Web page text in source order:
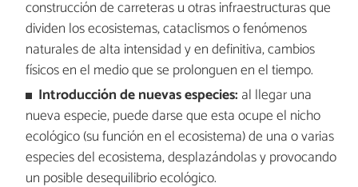
construcción de carreteras u otras infraestructuras que
dividen los ecosistemas, cataclismos o fenómenos
naturales de alta intensidad y en definitiva, cambios
físicos en el medio que se prolonguen en el tiempo.
Introducción de nuevas especies: al llegar una
nueva especie, puede darse que esta ocupe el nicho
ecológico (su función en el ecosistema) de una o varias
especies del ecosistema, desplazándolas y provocando
un posible desequilibrio ecológico.